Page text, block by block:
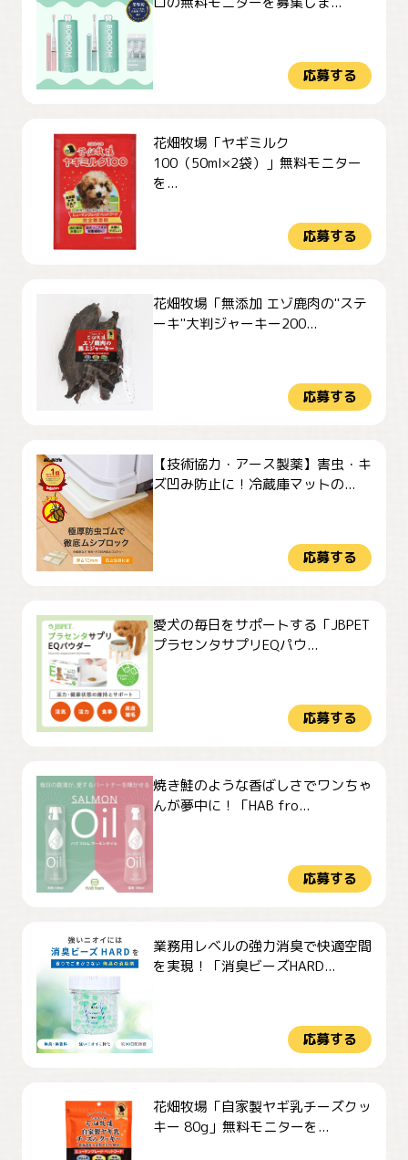
応募する
花畑牧場「ヤギミルク
100（50ml×2袋）」無料モニター
を...
応募する
花畑牧場「無添加 エゾ鹿肉の"ステ
ーキ"大判ジャーキー200...
応募する
【技術協力・アース製薬】害虫・キ
ズ凹み防止に！冷蔵庫マットの...
応募する
愛犬の毎日をサポートする「JBPET
プラセンタサプリEQパウ...
応募する
焼き鮭のような香ばしさでワンちゃ
んが夢中に！「HAB fro...
応募する
業務用レベルの強力消臭で快適空間
を実現！「消臭ビーズHARD...
応募する
花畑牧場「自家製ヤギ乳チーズクッ
キー 80g」無料モニターを...